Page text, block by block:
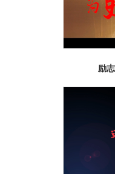
励